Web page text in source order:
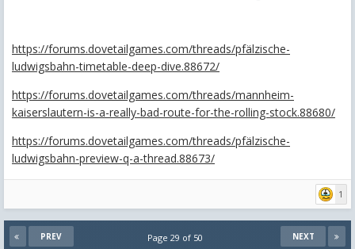
https://forums.dovetailgames.com/threads/pfälzische-
ludwigsbahn-timetable-deep-dive.88672/
https://forums.dovetailgames.com/threads/mannheim-
kaiserslautern-is-a-really-bad-route-for-the-rolling-stock.88680/
https://forums.dovetailgames.com/threads/pfälzische-
ludwigsbahn-preview-q-a-thread.88673/
1
PREV NEXT
Page 29 of 50